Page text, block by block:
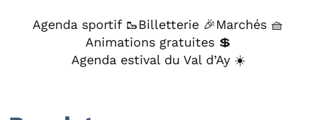
Agenda sportif 🥾Billetterie 🎉Marchés 🧺
Animations gratuites 💲
Agenda estival du Val d’Ay ☀️